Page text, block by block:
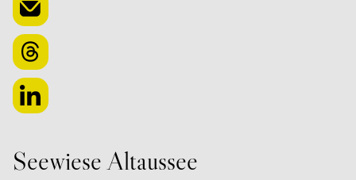
Seewiese Altaussee